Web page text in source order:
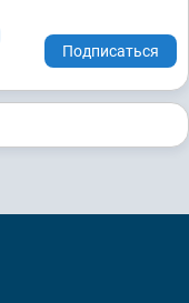
Подписаться